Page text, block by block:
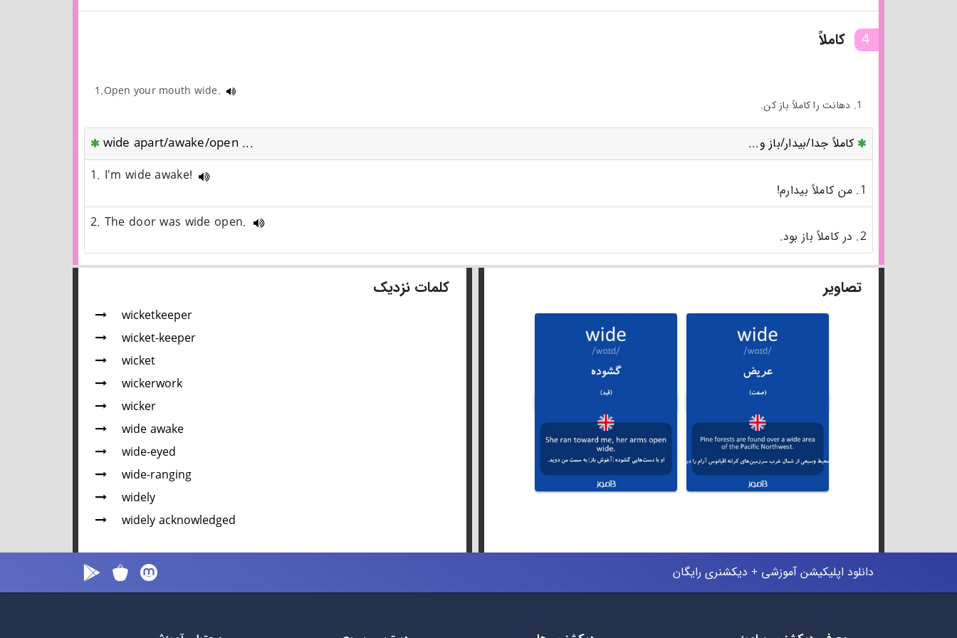
4 کاملاً
1.Open your mouth wide.
1. دهانت را کاملاً باز کن.
wide apart/awake/open ...
کاملاً جدا/بیدار/باز و...
1. I'm wide awake!
1. من کاملاً بیدارم!
2. The door was wide open.
2. در کاملاً باز بود.
تصاویر کلمات نزدیک
wicketkeeper
wicket-keeper
wicket
wickerwork
wicker
wide awake
wide-eyed
wide-ranging
widely
widely acknowledged
دانلود اپلیکیشن آموزشی + دیکشنری رایگان